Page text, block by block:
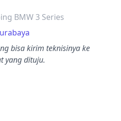
BMW 3 Series
bisa kirim teknisinya ke
yang dituju.